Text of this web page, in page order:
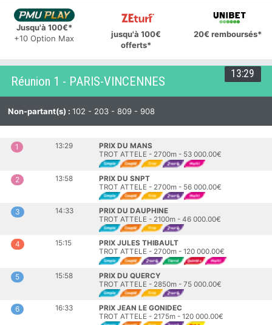
Jusqu'à 100€*
+10 Option Max
jusqu'à 100€
offerts*
20€ remboursés*
13:29
Réunion 1 - PARIS-VINCENNES
Non-partant(s) : 102 - 203 - 809 - 908
1 13:29
PRIX DU MANS
TROT ATTELE - 2700m - 53 000.00€
2 13:58
PRIX DU SNPT
TROT ATTELE - 2700m - 56 000.00€
3 14:33
PRIX DU DAUPHINE
TROT ATTELE - 2100m - 46 000.00€
4 15:15
PRIX JULES THIBAULT
TROT ATTELE - 2700m - 120 000.00€
5 15:58
PRIX DU QUERCY
TROT ATTELE - 2850m - 75 000.00€
6 16:33
PRIX JEAN LE GONIDEC
TROT ATTELE - 2175m - 120 000.00€